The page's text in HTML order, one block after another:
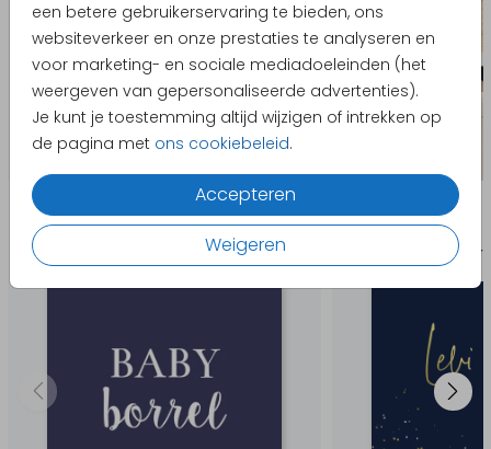
een betere gebruikerservaring te bieden, ons
websiteverkeer en onze prestaties te analyseren en
voor marketing- en sociale mediadoeleinden (het
weergeven van gepersonaliseerde advertenties).
Je kunt je toestemming altijd wijzigen of intrekken op
de pagina met ons cookiebeleid.
Accepteren
Weigeren
Producten die hierop lijken
Babyborrelkaartje